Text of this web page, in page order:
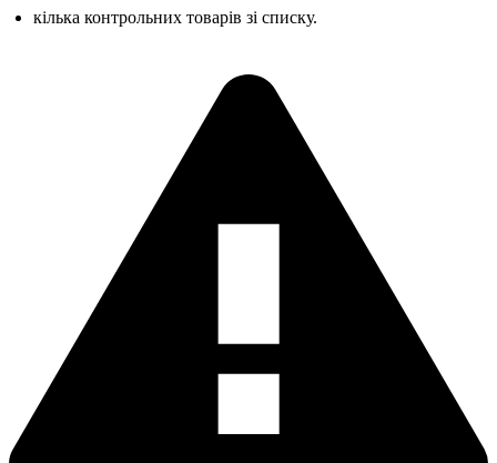
кілька контрольних товарів зі списку.